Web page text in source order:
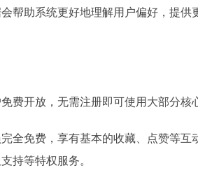
帮助系统更好地理解用户偏好，提供
费开放，无需注册即可使用大部分核
全免费，享有基本的收藏、点赞等互
持等特权服务。